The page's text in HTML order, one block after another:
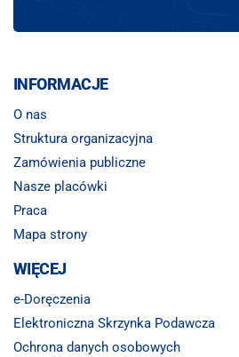
INFORMACJE
O nas
Struktura organizacyjna
Zamówienia publiczne
Nasze placówki
Praca
Mapa strony
WIĘCEJ
e-Doręczenia
Elektroniczna Skrzynka Podawcza
Ochrona danych osobowych